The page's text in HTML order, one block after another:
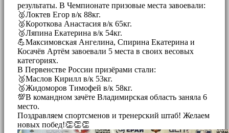
результаты. В Чемпионате призовые места завоевали:
🥈Локтев Егор в/к 88кг.
🥈Короткова Анастасия в/к 65кг.
🥉Ляпина Екатерина в/к 54кг.
💪Максимовская Ангелина, Спирина Екатерина и
Косачёв Артём завоевали 5 места в своих весовых
категориях.
В Первенстве России призёрами стали:
🥉Маслов Кирилл в/к 53кг.
🥉Жидоморов Тимофей в/к 58кг.
💯В командном зачёте Владимирская область заняла 6
место.
Поздравляем спортсменов и тренерский штаб! Желаем
новых побед!👏👏👏